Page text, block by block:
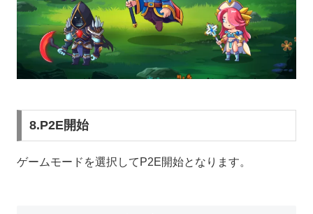
8.P2E開始
ゲームモードを選択してP2E開始となります。